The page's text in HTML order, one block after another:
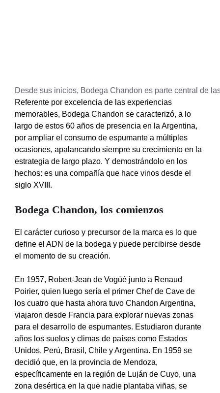
Desde sus inicios, Bodega Chandon es parte central de
Referente por excelencia de las experiencias
memorables, Bodega Chandon se caracterizó, a lo
largo de estos 60 años de presencia en la Argentina,
por ampliar el consumo de espumante a múltiples
ocasiones, apalancando siempre su crecimiento en la
estrategia de largo plazo. Y demostrándolo en los
hechos: es una compañía que hace vinos desde el
siglo XVIII.
Bodega Chandon, los comienzos
El carácter curioso y precursor de la marca es lo que
define el ADN de la bodega y puede percibirse desde
el momento de su creación.
En 1957, Robert-Jean de Vogüé junto a Renaud
Poirier, quien luego sería el primer Chef de Cave de
los cuatro que hasta ahora tuvo Chandon Argentina,
viajaron desde Francia para explorar nuevas zonas
para el desarrollo de espumantes. Estudiaron durante
años los suelos y climas de países como Estados
Unidos, Perú, Brasil, Chile y Argentina. En 1959 se
decidió que, en la provincia de Mendoza,
específicamente en la región de Luján de Cuyo, una
zona desértica en la que nadie plantaba viñas, se